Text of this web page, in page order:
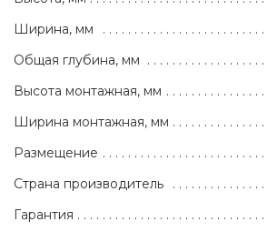
Ширина, мм
Общая глубина, мм
Высота монтажная, мм
Ширина монтажная, мм
Размещение
Страна производитель
Гарантия